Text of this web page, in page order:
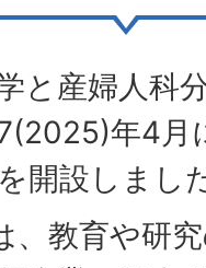
と産婦人科
年4月
開設しまし
、教育や研